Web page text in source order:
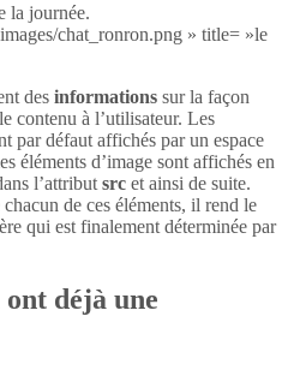
la journée.
chat_ronron.png » title= »le
des informations sur la façon
le contenu à l’utilisateur. Les
par défaut affichés par un espace
éléments d’image sont affichés en
l’attribut src et ainsi de suite.
de ces éléments, il rend le
qui est finalement déterminée par
déjà une